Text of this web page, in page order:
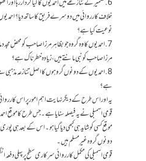
6. کشمیر کے تنازعے میں احمدیوں کا کیا کردار
خلاف کارروائی میں دوسرے فریق کا ساتھ دیا؟
نوعیت کیا ہے ؟
7. احمدیوں کا وہ گروہ جو بظاہر مرزا صاحب کو محض
مرزا صاحب کو نبی مانتے ہیں ، زیادہ خطرناک ہے؟
8. احمدیوں کے دونوں گروہوں کا اصل تنازعہ مذہبی ہے
ہے؟
یہ اور اس طرح کے دیگر نہایت اہم امور پر اس
قومی اسمبلی نے یہ فیصلہ سنایا ہے ۔ جس طرح کا موقع
موقع کسی کو شاید ہی کبھی دیا گیا ہو۔ اس کے بعد ہی
دونوں گروہ غیر مسلم ہیں۔
قومی اسمبلی کی مکمل کارروائی سرکاری سطح پر پہلی